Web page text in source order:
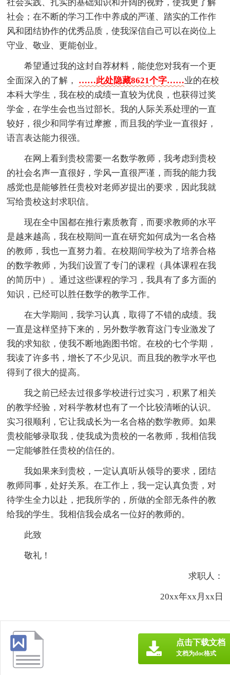
社会实践、扎实的基础知识和开阔的视野，使我更了解
社会；在不断的学习工作中养成的严谨、踏实的工作作
风和团结协作的优秀品质，使我深信自己可以在岗位上
守业、敬业、更能创业。
希望通过我的这封自荐材料，能使您对我有一个更
全面深入的了解， ……此处隐藏8621个字……业的在校
本科大学生，我在校的成绩一直较为优良，也获得过奖
学金，在学生会也当过部长。我的人际关系处理的一直
较好，很少和同学有过摩擦，而且我的学业一直很好，
语言表达能力很强。
在网上看到贵校需要一名数学教师，我考虑到贵校
的社会名声一直很好，学风一直很严谨，而我的能力我
感觉也是能够胜任贵校对老师岁提出的要求，因此我就
写给贵校这封求职信。
现在全中国都在推行素质教育，而要求教师的水平
是越来越高，我在校期间一直在研究如何成为一名合格
的教师，我也一直努力着。在校期间学校为了培养合格
的数学教师，为我们设置了专门的课程（具体课程在我
的简历中）。通过这些课程的学习，我具有了多方面的
知识，已经可以胜任数学的教学工作。
在大学期间，我学习认真，取得了不错的成绩。我
一直是这样坚持下来的，另外数学教育这门专业激发了
我的求知欲，使我不断地跑图书馆。在校的七个学期，
我读了许多书，增长了不少见识。而且我的教学水平也
得到了很大的提高。
我之前已经去过很多学校进行过实习，积累了相关
的教学经验，对科学教材也有了一个比较清晰的认识。
实习很顺利，它让我成长为一名合格的数学教师。如果
贵校能够录取我，使我成为贵校的一名教师，我相信我
一定能够胜任贵校的信任的。
我如果来到贵校，一定认真听从领导的要求，团结
教师同事，处好关系。在工作上，我一定认真负责，对
待学生全力以赴，把我所学的，所做的全部无条件的教
给我的学生。我相信我会成名一位好的教师的。
此致
敬礼！
求职人：
20xx年xx月xx日
点击下载文档
文档为doc格式